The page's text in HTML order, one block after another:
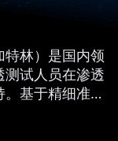
林）是国内领
试人员在渗透
基于精细准确
限维持、横向